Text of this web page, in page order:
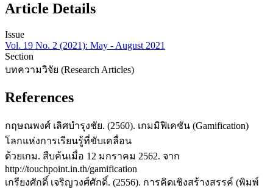
Article Details
Issue
Vol. 19 No. 2 (2021): May - August 2021
Section
บทความวิจัย (Research Articles)
References
กฤษณพงศ์ เลิศบำรุงชัย. (2560). เกมมิฟิเคชัน (Gamification)
โลกแห่งการเรียนรู้ที่ขับเคลื่อน
ด้วยเกม. สืบค้นเมื่อ 12 มกราคม 2562. จาก
http://touchpoint.in.th/gamification
เกรียงศักดิ์ เจริญวงศ์ศักดิ์. (2556). การคิดเชิงสร้างสรรค์ (พิมพ์